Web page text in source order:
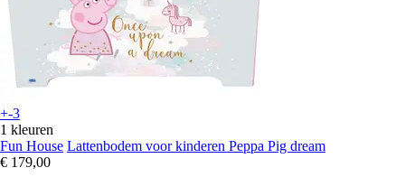
+-3
1 kleuren
Fun House Lattenbodem voor kinderen Peppa Pig dream
€ 179,00